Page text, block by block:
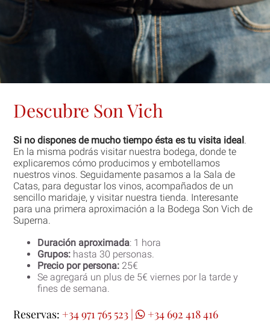
Descubre Son Vich
Si no dispones de mucho tiempo ésta es tu visita ideal.
En la misma podrás visitar nuestra bodega, donde te
explicaremos cómo producimos y embotellamos
nuestros vinos. Seguidamente pasamos a la Sala de
Catas, para degustar los vinos, acompañados de un
sencillo maridaje, y visitar nuestra tienda. Interesante
para una primera aproximación a la Bodega Son Vich de
Superna.
Duración aproximada: 1 hora
Grupos: hasta 30 personas.
Precio por persona: 25€
Se agregará un plus de 5€ viernes por la tarde y
fines de semana.
Reservas: +34 971 765 523 | +34 692 418 416